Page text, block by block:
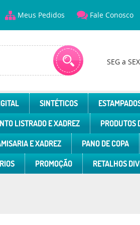
Meus Pedidos Fale Conosco
SEG a
SINTÉTICOS
LISTRADO E XADREZ PRODUTOS
E XADREZ PANO DE COPA
PROMOÇÃO RETALHOS